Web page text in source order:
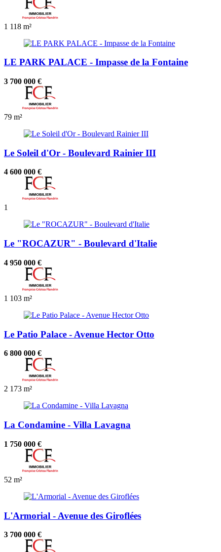
1 118 m²
LE PARK PALACE - Impasse de la Fontaine
3 700 000 €
79 m²
Le Soleil d'Or - Boulevard Rainier III
4 600 000 €
1
Le "ROCAZUR" - Boulevard d'Italie
4 950 000 €
1 103 m²
Le Patio Palace - Avenue Hector Otto
6 800 000 €
2 173 m²
La Condamine - Villa Lavagna
1 750 000 €
52 m²
L'Armorial - Avenue des Giroflées
3 700 000 €